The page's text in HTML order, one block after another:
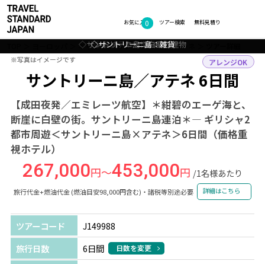
お気に入り
0 無料見積り
ツアー検索
ギリシャ サントリーニ島・アテネ
サントリーニ島／アテネ 6日間
【成田夜発／エミレーツ航空】＊紺碧のエーゲ海と、
断崖に白壁の街。サントリーニ島連泊＊― ギリシャ2
都市周遊＜サントリーニ島×アテネ＞6日間（価格重
視ホテル）
アレンジOK
267,000円～453,000円 /1名様あたり
旅行代金+燃油代金 (燃油目安98,000円含む)・諸税等別途必要 詳細はこちら
◇◎アテネ：街並み
◇◎アテネ：衛兵交代
◇サントリーニ島：白壁の建物
◇サントリーニ島：雑貨
◇サントリーニ島：エーゲ海のサンセット
フォトギャラリー
※写真はイメージです
※写真はイメージです
ツアーコード
J149988
旅行日数
6日間 日数を変更